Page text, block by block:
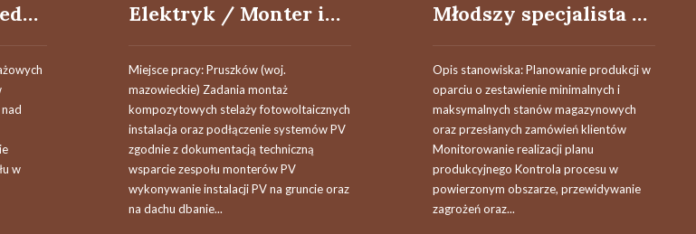
Koordynator sprzedaży / Koordynatorka salonów sprzedaży (k/m/os.)
w
Elektryk / Monter instalacji fotowoltaicznych (m/k)
Miejsce pracy: Pruszków (woj.
mazowieckie) Zadania montaż
kompozytowych stelaży fotowoltaicznych
instalacja oraz podłączenie systemów PV
zgodnie z dokumentacją techniczną
wsparcie zespołu monterów PV
wykonywanie instalacji PV na gruncie oraz
na dachu dbanie...
Młodszy specjalista ds. planowania produkcji (M/K/N)
Opis stanowiska: Planowanie produkcji w
oparciu o zestawienie minimalnych i
maksymalnych stanów magazynowych
oraz przesłanych zamówień klientów
Monitorowanie realizacji planu
produkcyjnego Kontrola procesu w
powierzonym obszarze, przewidywanie
zagrożeń oraz...